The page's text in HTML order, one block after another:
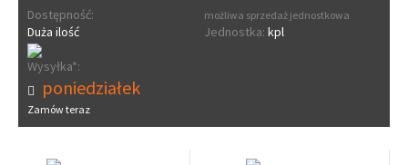
Dostępność:
Duża ilość
możliwa sprzedaż jednostkowa
Jednostka: kpl
Wysyłka*:
poniedziałek
Zamów teraz